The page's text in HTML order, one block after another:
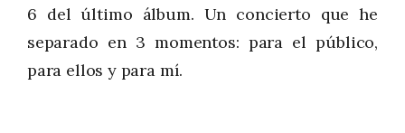
6 del último álbum. Un concierto que he
separado en 3 momentos: para el público,
para ellos y para mí.